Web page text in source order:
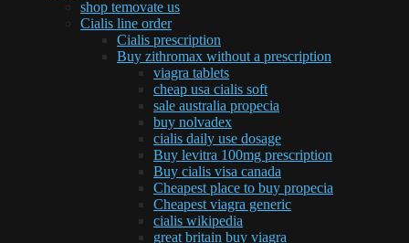
shop temovate us
Cialis line order
Cialis prescription
Buy zithromax without a prescription
viagra tablets
cheap usa cialis soft
sale australia propecia
buy nolvadex
cialis daily use dosage
Buy levitra 100mg prescription
Buy cialis visa canada
Cheapest place to buy propecia
Cheapest viagra generic
cialis wikipedia
great britain buy viagra